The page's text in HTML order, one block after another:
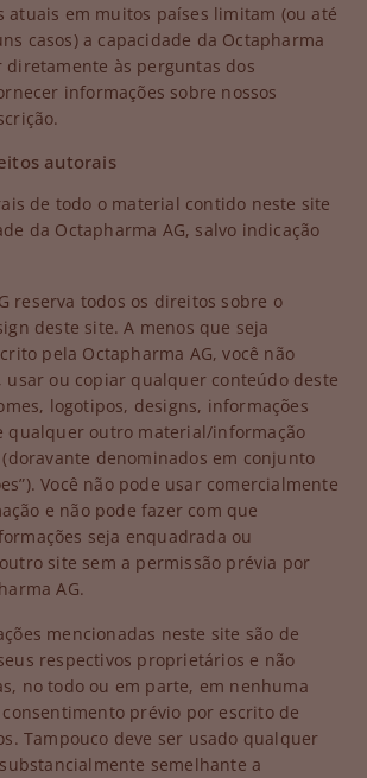
atuais em muitos países limitam (ou até
casos) a capacidade da Octapharma
diretamente às perguntas dos
informações sobre nossos
autorais
de todo o material contido neste site
da Octapharma AG, salvo indicação
reserva todos os direitos sobre o
deste site. A menos que seja
pela Octapharma AG, você não
ou copiar qualquer conteúdo deste
logotipos, designs, informações
qualquer outro material/informação
denominados em conjunto
Você não pode usar comercialmente
e não pode fazer com que
seja enquadrada ou
site sem a permissão prévia por
AG.
mencionadas neste site são de
respectivos proprietários e não
no todo ou em parte, em nenhuma
prévio por escrito de
Tampouco deve ser usado qualquer
semelhante a